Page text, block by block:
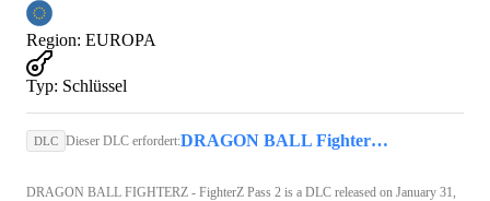
Region: EUROPA
Typ: Schlüssel
DLC Dieser DLC erfordert: DRAGON BALL FighterZ (Xbox One) - Xbox Live Key - EUROPE
DRAGON BALL FIGHTERZ - FighterZ Pass 2 is a DLC released on January 31,